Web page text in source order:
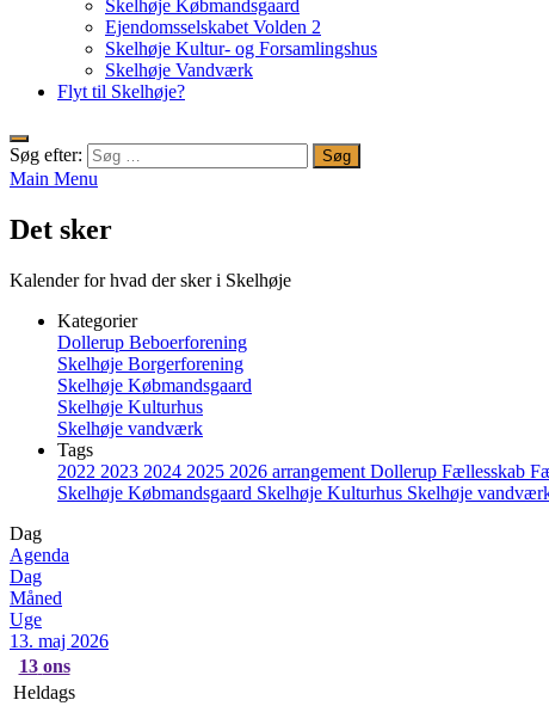
Skelhøje Købmandsgaard
Ejendomsselskabet Volden 2
Skelhøje Kultur- og Forsamlingshus
Skelhøje Vandværk
Flyt til Skelhøje?
Søg efter:
Main Menu
Det sker
Kalender for hvad der sker i Skelhøje
Kategorier
Dollerup Beboerforening
Skelhøje Borgerforening
Skelhøje Købmandsgaard
Skelhøje Kulturhus
Skelhøje vandværk
Tags
2022 2023 2024 2025 2026 arrangement Dollerup Fællesskab
Skelhøje Købmandsgaard Skelhøje Kulturhus Skelhøje
Dag
Agenda
Dag
Måned
Uge
13. maj 2026
13 ons
Heldags